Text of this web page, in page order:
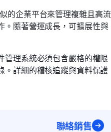
的企業平台來管理複雜且高流
。隨著營運成長，可擴展性與
管理系統必須包含嚴格的權限
。詳細的稽核追蹤與資料保護
聯絡銷售